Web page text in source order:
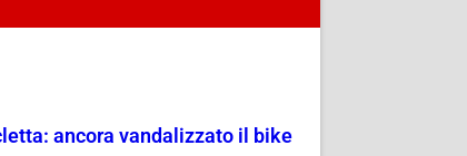
ancora vandalizzato il bike